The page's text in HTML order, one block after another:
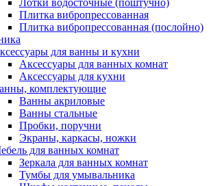
Лотки водосточные (поштучно)
Плитка вибропрессованная
Плитка вибропрессованная (послойно)
для ванны и кухни
Аксессуары для ванных комнат
Аксессуары для кухни
комплектующие
Ванны акриловые
Ванны стальные
Пробки, поручни
Экраны, каркасы, ножки
для ванных комнат
Зеркала для ванных комнат
Тумбы для умывальника